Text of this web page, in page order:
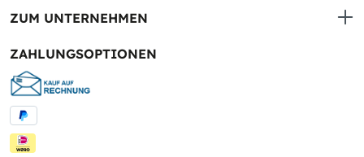
ZUM UNTERNEHMEN
ZAHLUNGSOPTIONEN